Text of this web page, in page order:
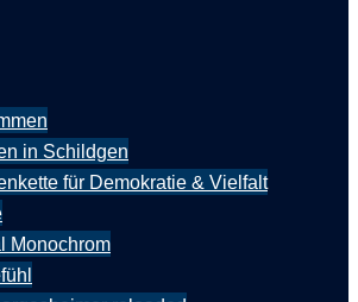
in Schildgen
für Demokratie & Vielfalt
Monochrom